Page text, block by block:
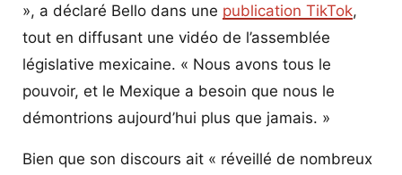
», a déclaré Bello dans une publication TikTok,
tout en diffusant une vidéo de l’assemblée
législative mexicaine. « Nous avons tous le
pouvoir, et le Mexique a besoin que nous le
démontrions aujourd’hui plus que jamais. »
Bien que son discours ait « réveillé de nombreux